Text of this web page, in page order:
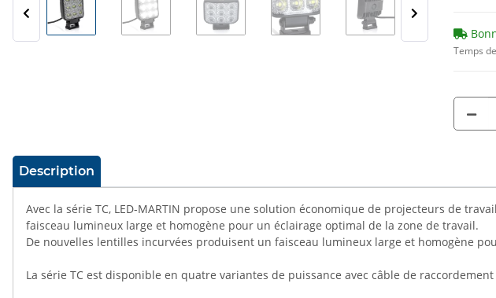
Temps
#productDetails.showMoreTabs#
Description
Avec la série TC, LED-MARTIN propose une solution économique de projecteurs de
faisceau lumineux large et homogène pour un éclairage optimal de la zone de travail.
De nouvelles lentilles incurvées produisent un faisceau lumineux large et homogène
La série TC est disponible en quatre variantes de puissance avec câble de